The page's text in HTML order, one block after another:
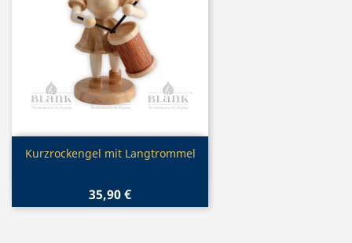
Vorschau
Kurzrockengel mit Langtrommel
35,90 €